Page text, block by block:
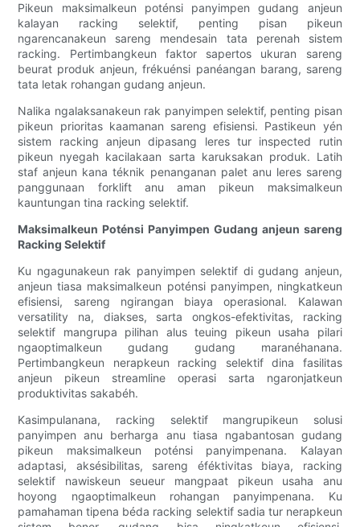
Pikeun maksimalkeun poténsi panyimpen gudang anjeun
kalayan racking selektif, penting pisan pikeun
ngarencanakeun sareng mendesain tata perenah sistem
racking. Pertimbangkeun faktor sapertos ukuran sareng
beurat produk anjeun, frékuénsi panéangan barang, sareng
tata letak rohangan gudang anjeun.
Nalika ngalaksanakeun rak panyimpen selektif, penting pisan
pikeun prioritas kaamanan sareng efisiensi. Pastikeun yén
sistem racking anjeun dipasang leres tur inspected rutin
pikeun nyegah kacilakaan sarta karuksakan produk. Latih
staf anjeun kana téknik penanganan palet anu leres sareng
panggunaan forklift anu aman pikeun maksimalkeun
kauntungan tina racking selektif.
Maksimalkeun Poténsi Panyimpen Gudang anjeun sareng
Racking Selektif
Ku ngagunakeun rak panyimpen selektif di gudang anjeun,
anjeun tiasa maksimalkeun poténsi panyimpen, ningkatkeun
efisiensi, sareng ngirangan biaya operasional. Kalawan
versatility na, diakses, sarta ongkos-efektivitas, racking
selektif mangrupa pilihan alus teuing pikeun usaha pilari
ngaoptimalkeun gudang gudang maranéhanana.
Pertimbangkeun nerapkeun racking selektif dina fasilitas
anjeun pikeun streamline operasi sarta ngaronjatkeun
produktivitas sakabéh.
Kasimpulanana, racking selektif mangrupikeun solusi
panyimpen anu berharga anu tiasa ngabantosan gudang
pikeun maksimalkeun poténsi panyimpenana. Kalayan
adaptasi, aksésibilitas, sareng éféktivitas biaya, racking
selektif nawiskeun seueur mangpaat pikeun usaha anu
hoyong ngaoptimalkeun rohangan panyimpenana. Ku
pamahaman tipena béda racking selektif sadia tur nerapkeun